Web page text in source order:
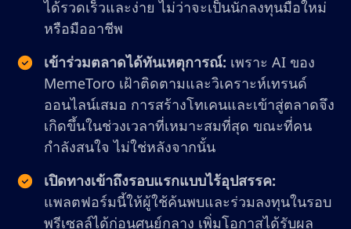
ได้รวดเร็วและง่าย ไม่ว่าจะเป็นนักลงทุนมือใหม่
หรือมืออาชีพ
เข้าร่วมตลาดได้ทันเหตุการณ์: เพราะ AI ของ
MemeToro เฝ้าติดตามและวิเคราะห์เทรนด์
ออนไลน์เสมอ การสร้างโทเคนและเข้าสู่ตลาดจึง
เกิดขึ้นในช่วงเวลาที่เหมาะสมที่สุด ขณะที่คน
กำลังสนใจ ไม่ใช่หลังจากนั้น
เปิดทางเข้าถึงรอบแรกแบบไร้อุปสรรค:
แพลตฟอร์มนี้ให้ผู้ใช้ค้นพบและร่วมลงทุนในรอบ
พรีเซลล์ได้ก่อนศูนย์กลาง เพิ่มโอกาสได้รับผล